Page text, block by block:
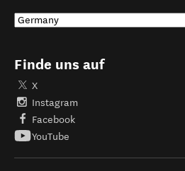
Finde uns auf
X
Instagram
Facebook
YouTube